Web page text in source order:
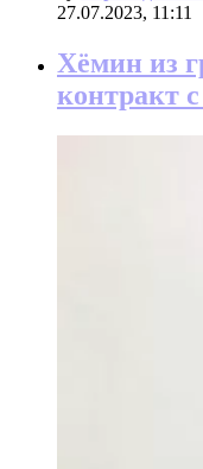
27.07.2023, 11:11
Хёмин из
контракт